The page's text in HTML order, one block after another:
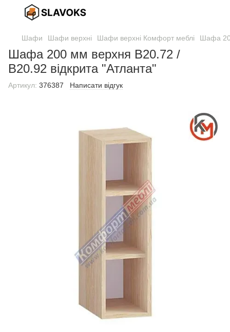
Шафи Шафи верхні Шафи верхні Комфорт меблі Шафа
Шафа 200 мм верхня В20.72 /
В20.92 відкрита "Атланта"
Артикул: 376387 Написати відгук